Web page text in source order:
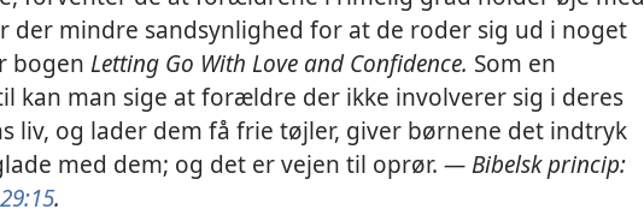
der mindre sandsynlighed for at de roder sig ud i noget
bogen Letting Go With Love and Confidence. Som en
kan man sige at forældre der ikke involverer sig i deres
liv, og lader dem få frie tøjler, giver børnene det indtryk
med dem; og det er vejen til oprør. — Bibelsk princip:
.